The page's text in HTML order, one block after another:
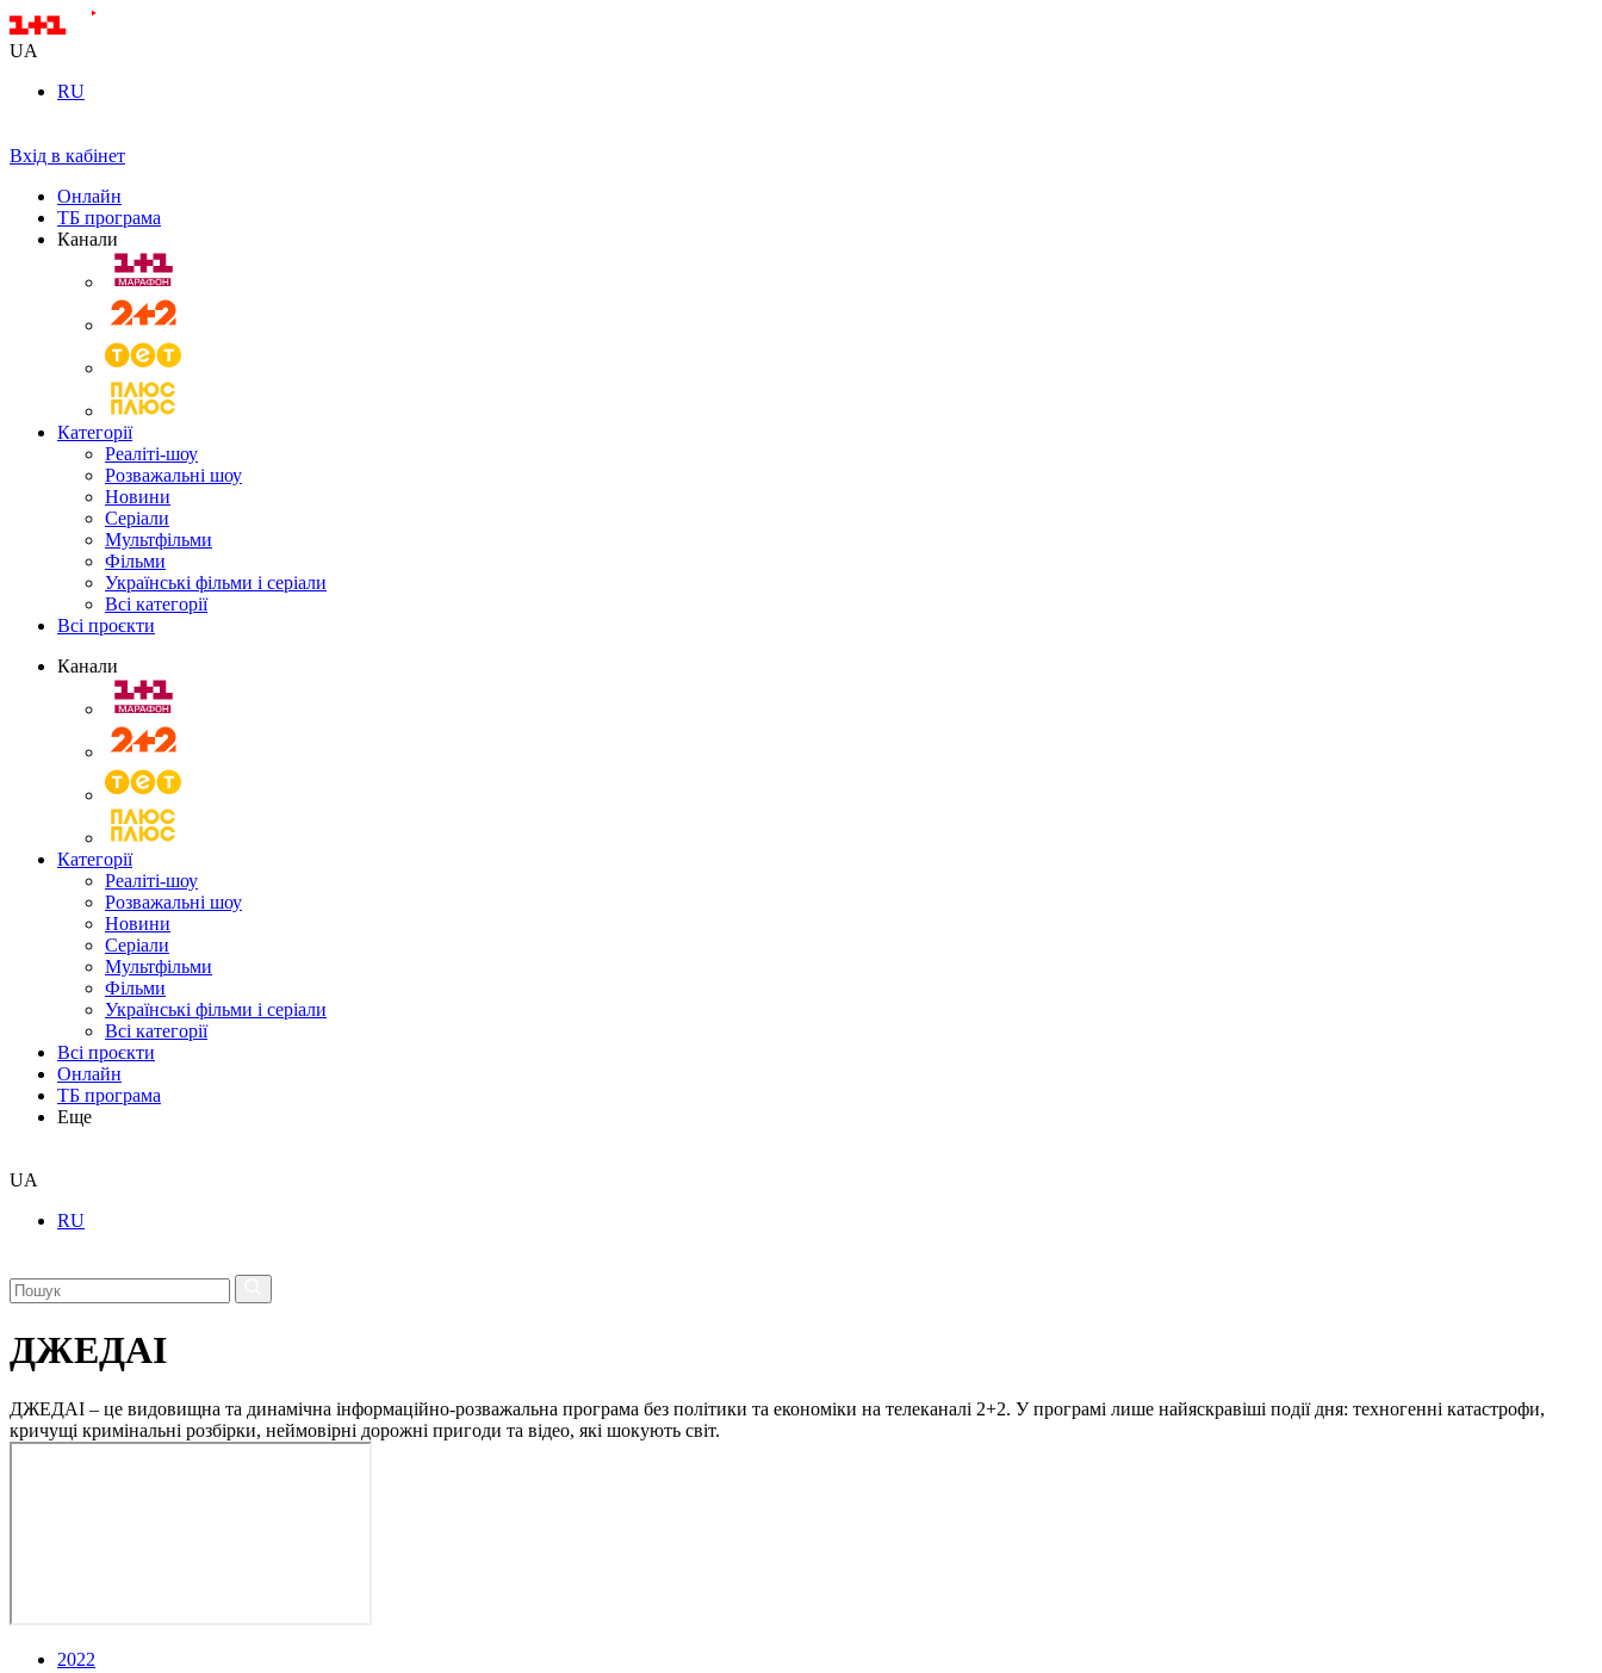
UA
RU
Вхід в кабінет
Онлайн
ТБ програма
Канали
Категорії
Реаліті-шоу
Розважальні шоу
Новини
Серіали
Мультфільми
Фільми
Українські фільми і серіали
Всі категорії
Всі проєкти
Канали
Категорії
Реаліті-шоу
Розважальні шоу
Новини
Серіали
Мультфільми
Фільми
Українські фільми і серіали
Всі категорії
Всі проєкти
Онлайн
ТБ програма
Еще
UA
RU
ДЖЕДАІ
ДЖЕДАІ – це видовищна та динамічна інформаційно-розважальна програма без політики та економіки на телеканалі 2+2. У програмі лише найяскравіші події дня: техногенні катастрофи,
кричущі кримінальні розбірки, неймовірні дорожні пригоди та відео, які шокують світ.
2022